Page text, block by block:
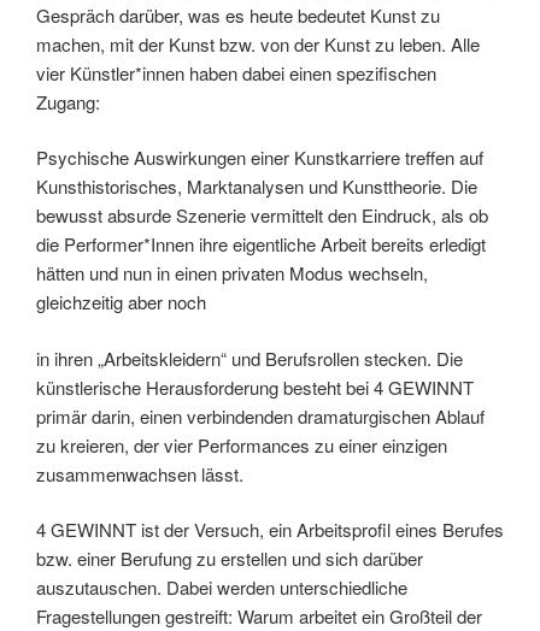
Gespräch darüber, was es heute bedeutet Kunst zu
machen, mit der Kunst bzw. von der Kunst zu leben. Alle
vier Künstler*innen haben dabei einen spezifischen
Zugang:
Psychische Auswirkungen einer Kunstkarriere treffen auf
Kunsthistorisches, Marktanalysen und Kunsttheorie. Die
bewusst absurde Szenerie vermittelt den Eindruck, als ob
die Performer*Innen ihre eigentliche Arbeit bereits erledigt
hätten und nun in einen privaten Modus wechseln,
gleichzeitig aber noch
in ihren „Arbeitskleidern“ und Berufsrollen stecken. Die
künstlerische Herausforderung besteht bei 4 GEWINNT
primär darin, einen verbindenden dramaturgischen Ablauf
zu kreieren, der vier Performances zu einer einzigen
zusammenwachsen lässt.
4 GEWINNT ist der Versuch, ein Arbeitsprofil eines Berufes
bzw. einer Berufung zu erstellen und sich darüber
auszutauschen. Dabei werden unterschiedliche
Fragestellungen gestreift: Warum arbeitet ein Großteil der